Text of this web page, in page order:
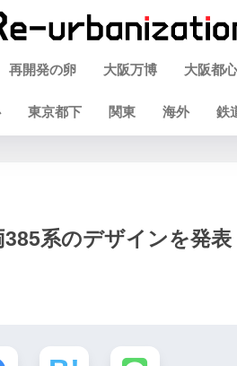
再開発の卵 大阪万博 大阪都心
東京都下 関東 海外 鉄
系のデザインを発表